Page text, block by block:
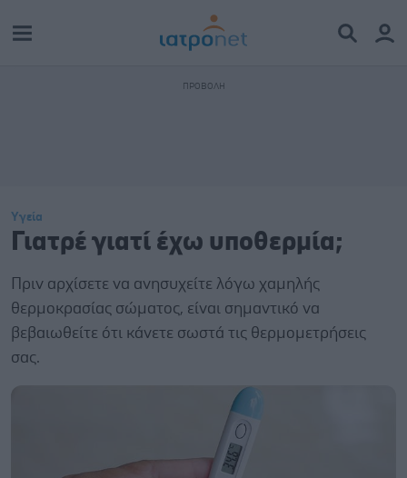
Υγεία
Γιατρέ γιατί έχω υποθερμία;
Πριν αρχίσετε να ανησυχείτε λόγω χαμηλής
θερμοκρασίας σώματος, είναι σημαντικό να
βεβαιωθείτε ότι κάνετε σωστά τις θερμομετρήσεις
σας.